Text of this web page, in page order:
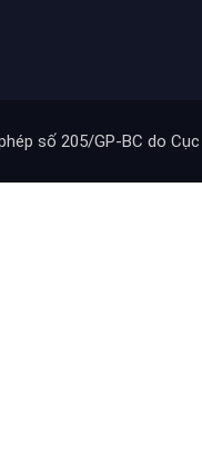
số 205/GP-BC do